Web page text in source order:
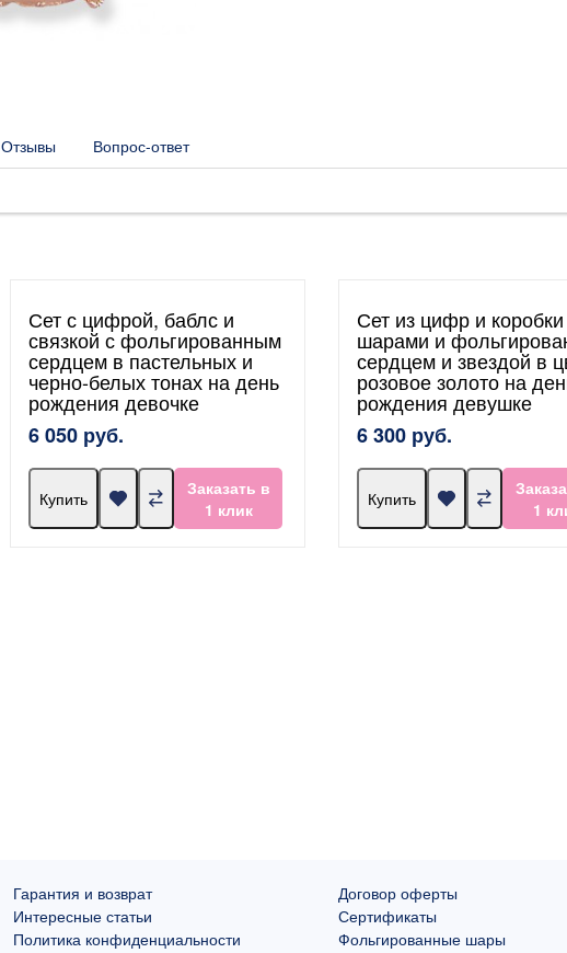
Отзывы Вопрос-ответ
Сет с цифрой, баблс и
связкой с фольгированным
сердцем в пастельных и
черно-белых тонах на день
рождения девочке
6 050 руб.
Купить
Заказать в
1 клик
Сет из цифр и
шарами и
сердцем и звездой в
розовое золото на
рождения девушке
6 300 руб.
Купить
1
Гарантия и возврат
Интересные статьи
Политика конфиденциальности
Договор оферты
Сертификаты
Фольгированные шары